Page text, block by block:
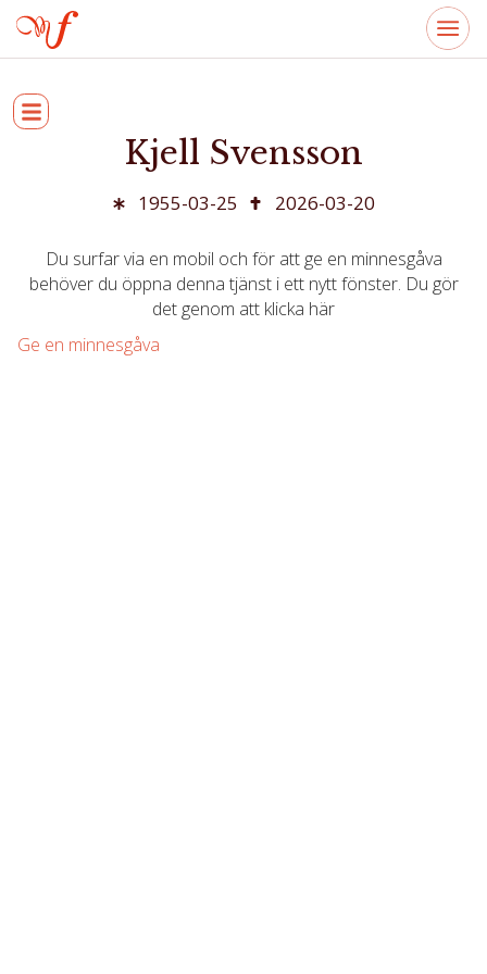
Kjell Svensson
1955-03-25 2026-03-20
Du surfar via en mobil och för att ge en minnesgåva
behöver du öppna denna tjänst i ett nytt fönster. Du gör
det genom att klicka här
Ge en minnesgåva